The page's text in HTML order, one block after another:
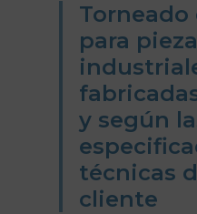
para
y según
técnicas
cliente